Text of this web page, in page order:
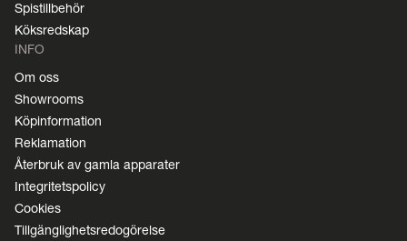
Spistillbehör
Köksredskap
INFO
Om oss
Showrooms
Köpinformation
Reklamation
Återbruk av gamla apparater
Integritetspolicy
Cookies
Tillgänglighetsredogörelse